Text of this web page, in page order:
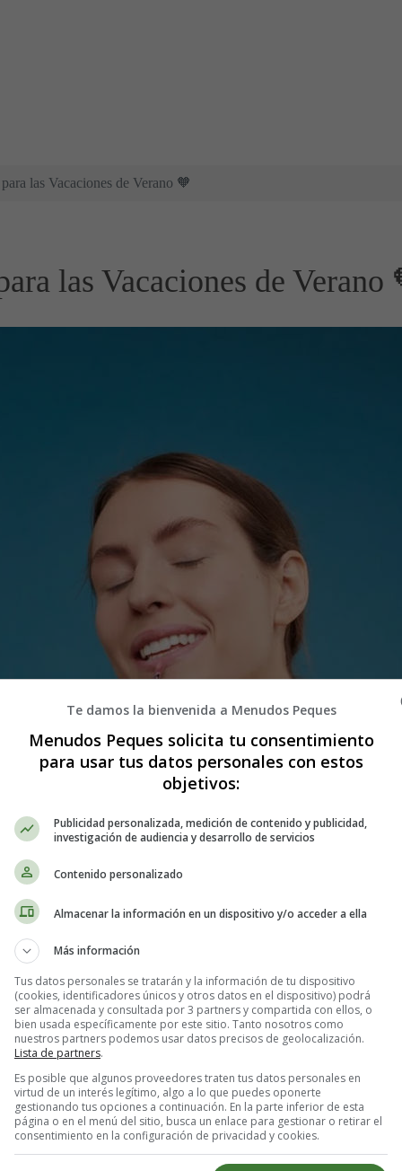
las Vacaciones de Verano 🧡
las Vacaciones de Verano
lucir hermosa sin que parezca que llevas una máscara de
las vacaciones de verano, para que puedas lucir natural y
clima caluroso y húmedo del verano puede hacer que el maquillaje
pesados sobre la piel.
cualquier maquillaje, asegúrate de aplicar una capa generosa de
de prevenir quemaduras solares, el protector solar también
Te damos la bienvenida a Menudos Peques
Menudos Peques solicita tu consentimiento
para usar tus datos personales con estos
objetivos:
Publicidad personalizada, medición de contenido y publicidad,
investigación de audiencia y desarrollo de servicios
Contenido personalizado
Almacenar la información en un dispositivo y/o acceder a ella
Más información
Tus datos personales se tratarán y la información de tu dispositivo
(cookies, identificadores únicos y otros datos en el dispositivo) podrá
ser almacenada y consultada por 3 partners y compartida con ellos, o
bien usada específicamente por este sitio. Tanto nosotros como
nuestros partners podemos usar datos precisos de geolocalización.
Lista de partners.
Es posible que algunos proveedores traten tus datos personales en
virtud de un interés legítimo, algo a lo que puedes oponerte
gestionando tus opciones a continuación. En la parte inferior de esta
página o en el menú del sitio, busca un enlace para gestionar o retirar el
consentimiento en la configuración de privacidad y cookies.